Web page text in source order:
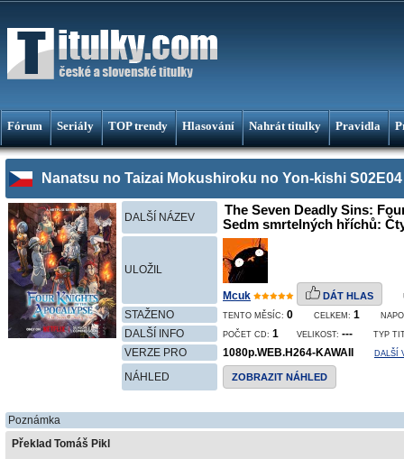
Fórum Seriály TOP trendy Hlasování Nahrát titulky Pravidla
Nanatsu no Taizai Mokushiroku no Yon-kishi S02E04
DALŠÍ NÁZEV
The Seven Deadly Sins:
Sedm smrtelných hříchů:
ULOŽIL
Mcuk DÁT HLAS
STAŽENO TENTO MĚSÍC: 0 CELKEM: 1
DALŠÍ INFO POČET CD: 1 VELIKOST: --- TYP
VERZE PRO 1080p.WEB.H264-KAWAII DALŠÍ
NÁHLED ZOBRAZIT NÁHLED
Poznámka
Překlad Tomáš Pikl